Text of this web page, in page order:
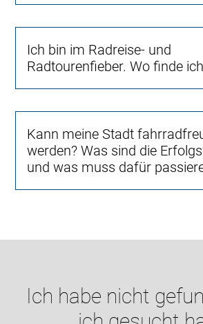
Ich bin im Radreise- und
Radtourenfieber. Wo finde
Kann meine Stadt
werden? Was sind die
und was muss dafür
Ich habe nicht